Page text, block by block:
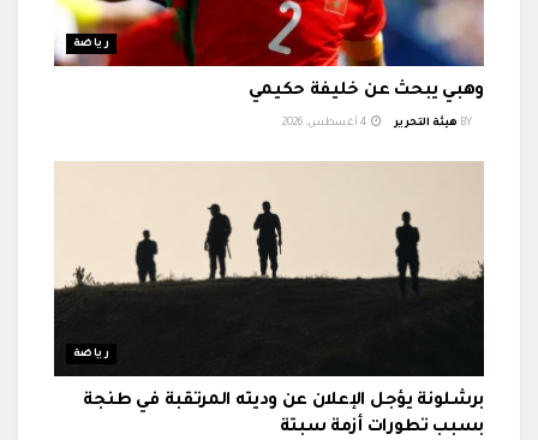
رياضة
وهبي يبحث عن خليفة حكيمي
BY هيئة التحرير
رياضة
برشلونة يؤجل الإعلان عن وديته المرتقبة في طنجة
بسبب تطورات أزمة سبتة